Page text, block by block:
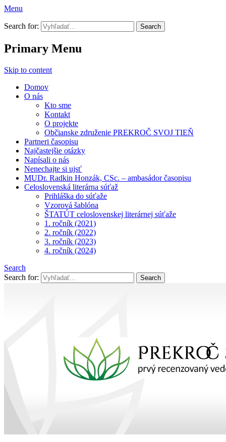
Menu
Prekroč svoj tieň
Search for:
Primary Menu
Skip to content
Domov
O nás
Kto sme
Kontakt
O projekte
Občianske združenie PREKROČ SVOJ TIEŇ
Partneri časopisu
Najčastejšie otázky
Napísali o nás
Nenechajte si ujsť
MUDr. Radkin Honzák, CSc. – ambasádor časopisu
Celoslovenská literárna súťaž
Prihláška do súťaže
Vzorová šablóna
ŠTATÚT celoslovenskej literárnej súťaže
1. ročník (2021)
2. ročník (2022)
3. ročník (2023)
4. ročník (2024)
Search
Search for: